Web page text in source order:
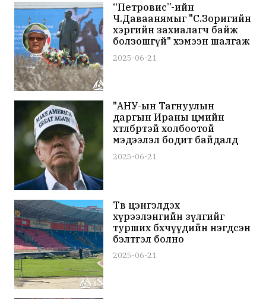
“Петровис”-ийн
Ч.Даваанямыг "С.Зоригийн
хэргийн захиалагч байж
болзошгүй" хэмээн шалгаж
эхэлжээ
2025-06-21
"АНУ-ын Тагнуулын
даргын Ираны цөмийн
хөтөлбөртэй холбоотой
мэдээлэл бодит байдалд
нийцээгүй" гэж Д.Трамп
мэдэгджээ
2025-06-21
Төв цэнгэлдэх
хүрээлэнгийн зүлгийг
турших бөхчүүдийн нэгдсэн
бэлтгэл болно
2025-06-21